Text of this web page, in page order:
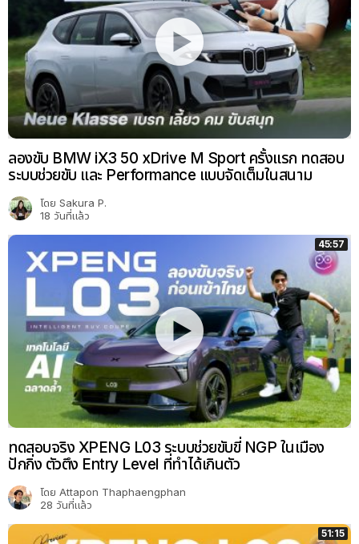
ลองขับ BMW iX3 50 xDrive M Sport ครั้งแรก ทดสอบ
ระบบช่วยขับ และ Performance แบบจัดเต็มในสนาม
โดย Sakura P.
18 วันที่แล้ว
45:57
ทดสอบจริง XPENG L03 ระบบช่วยขับขี่ NGP ในเมือง
ปักกิ่ง ตัวตึง Entry Level ที่ทำได้เกินตัว
โดย Attapon Thaphaengphan
28 วันที่แล้ว
51:15